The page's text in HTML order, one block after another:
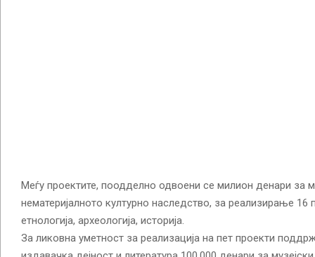
Меѓу проектите, поодделно одвоени се милион денари за
нематеријалното културно наследство, за реализирање 16
етнологија, археологија, историја.
За ликовна уметност за реализација на пет проекти